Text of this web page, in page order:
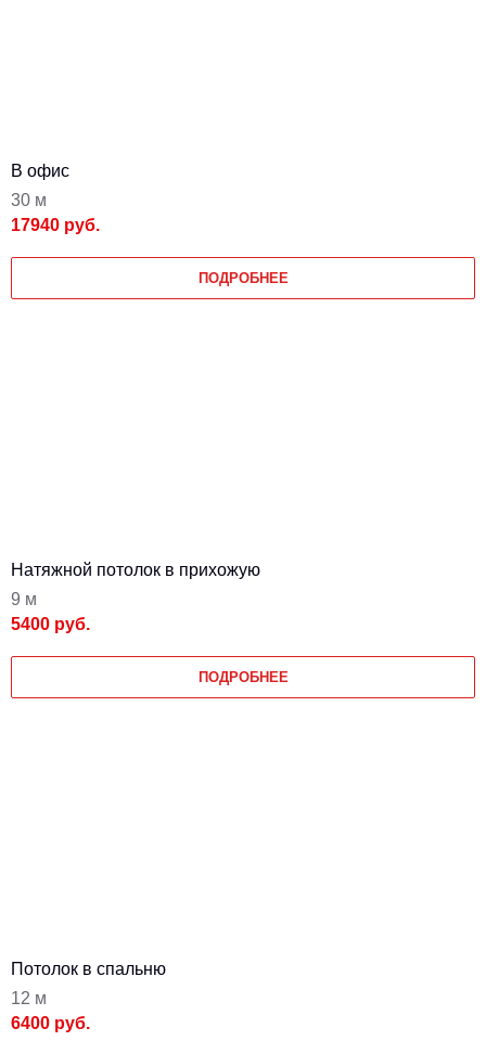
В офис
30 м
17940 руб.
ПОДРОБНЕЕ
Натяжной потолок в прихожую
9 м
5400 руб.
ПОДРОБНЕЕ
Потолок в спальню
12 м
6400 руб.